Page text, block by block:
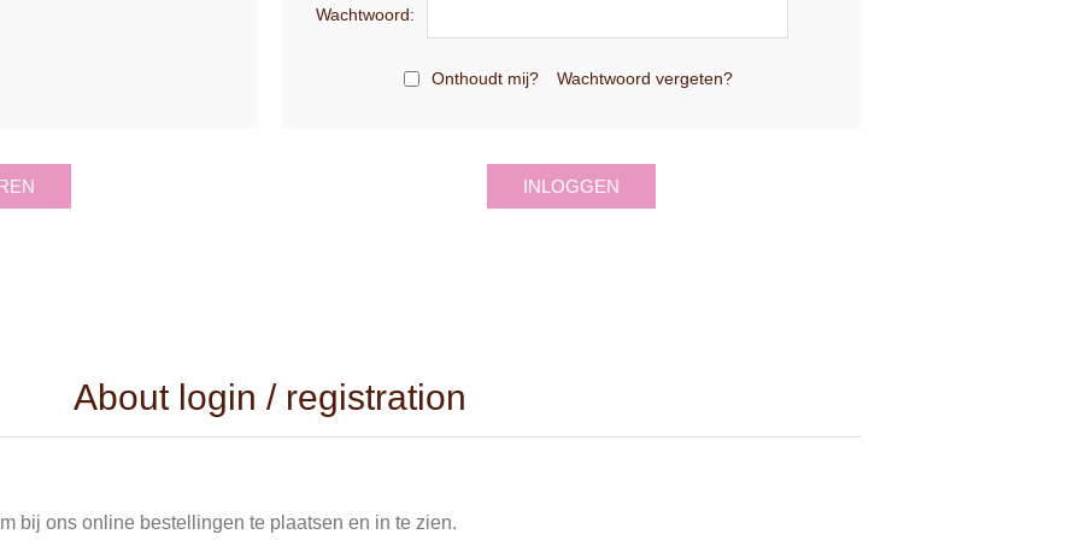
Wachtwoord:
Onthoudt mij? Wachtwoord vergeten?
INLOGGEN
About login / registration
bij ons online bestellingen te plaatsen en in te zien.